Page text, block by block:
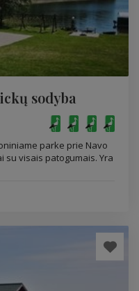
sodyba
parke prie Navo
su visais patogumais. Yra